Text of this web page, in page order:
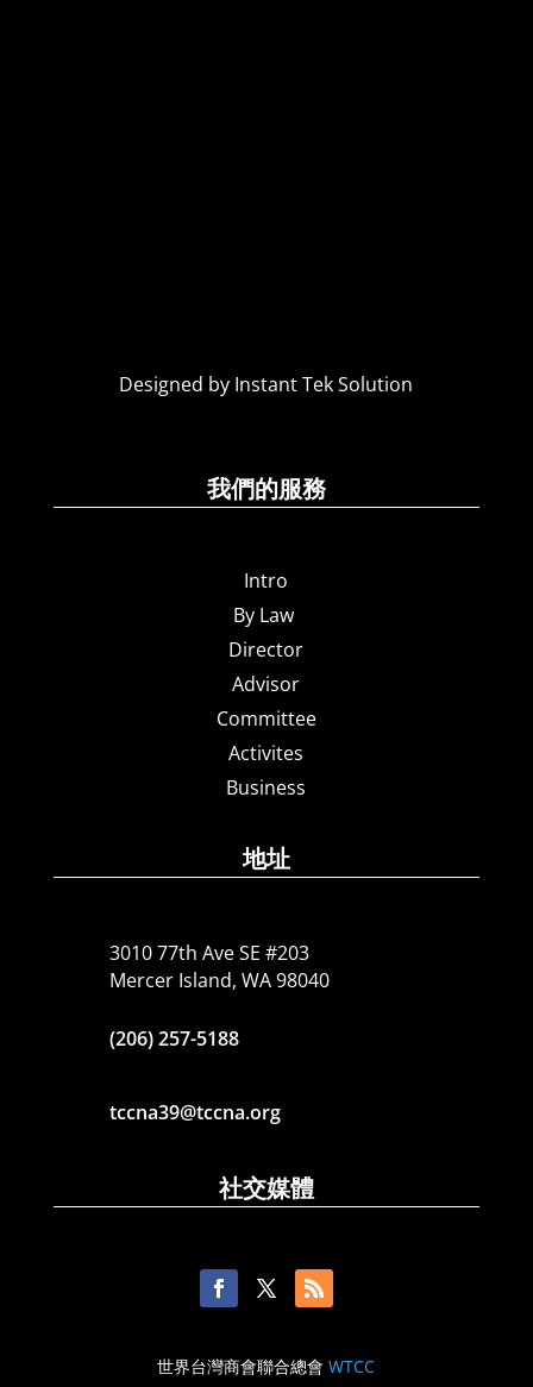
Designed by Instant Tek Solution
我們的服務
Intro
By Law
Director
Advisor
Committee
Activites
Business
地址
3010 77th Ave SE #203
Mercer Island, WA 98040
(206) 257-5188
tccna39@tccna.org
社交媒體
世界台灣商會聯合總會WTCC